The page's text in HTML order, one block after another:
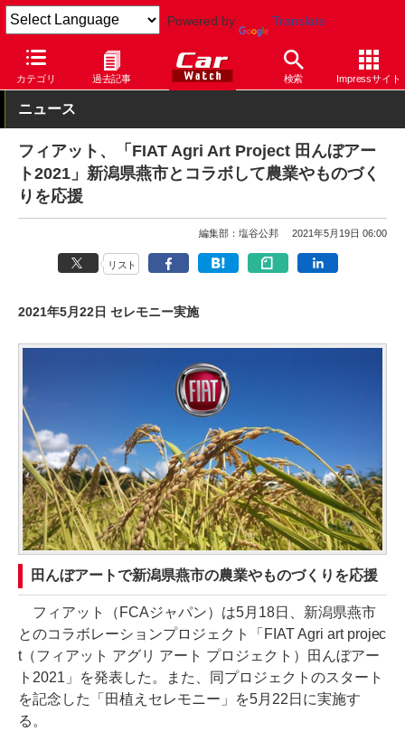
Powered by Translate
カテゴリ 過去記事 検索 Impressサイト
Car Watch 自動車 フィアット その他
ニュース
フィアット、「FIAT Agri Art Project 田んぼアー
ト2021」新潟県燕市とコラボして農業やものづく
りを応援
編集部：塩谷公邦 2021年5月19日 06:00
リスト
2021年5月22日 セレモニー実施
田んぼアートで新潟県燕市の農業やものづくりを応援
フィアット（FCAジャパン）は5月18日、新潟県燕市
とのコラボレーションプロジェクト「FIAT Agri art projec
t（フィアット アグリ アート プロジェクト）田んぼアー
ト2021」を発表した。また、同プロジェクトのスタート
を記念した「田植えセレモニー」を5月22日に実施す
る。